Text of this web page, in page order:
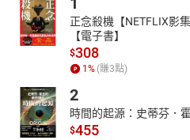
正念殺機【NETFLIX影
【電子書】
$308
1 % (賺3點)
2
時間的起源：史蒂芬．
$455